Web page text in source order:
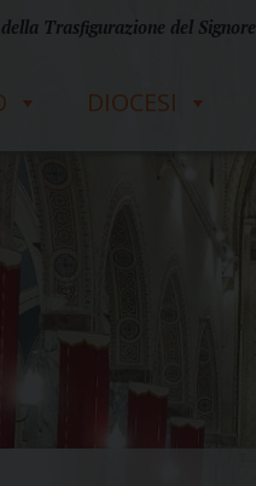
Trasfigurazione del Signore
DIOCESI